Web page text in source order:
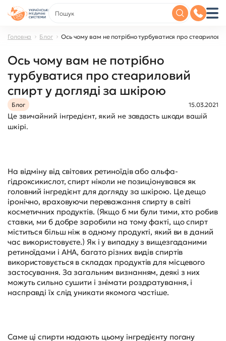
Головна Блог Ось чому вам не потрібно турбуватися про
Ось чому вам не потрібно
турбуватися про стеариловий
спирт у догляді за шкірою
Блог 15.03.2021
Це звичайний інгредієнт, який не завдасть шкоди вашій
шкірі.
На відміну від світових ретиноїдів або альфа-
гідроксикислот, спирт ніколи не позиціонувався як
головний інгредієнт для догляду за шкірою. Це дещо
іронічно, враховуючи переважання спирту в світі
косметичних продуктів. (Якщо б ми були тими, хто робив
ставки, ми б добре заробили на тому факті, що спирт
міститься більш ніж в одному продукті, який ви в даний
час використовуєте.) Як і у випадку з вищезгаданими
ретиноїдами і AHA, багато різних видів спиртів
використовується в складах продуктів для місцевого
застосування. За загальним визнанням, деякі з них
можуть сильно сушити і знімати роздратування, і
насправді їх слід уникати якомога частіше.
Саме ці спирти надають цьому інгредієнту погану